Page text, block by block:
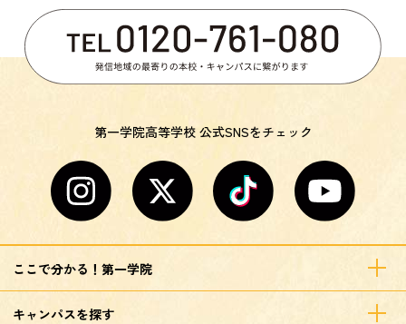
第一学院高等学校 公式SNSをチェック
ここで分かる！第一学院
キャンパスを探す